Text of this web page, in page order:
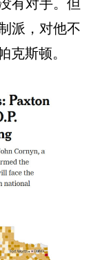
有对手。但
派，对他不
克斯顿。